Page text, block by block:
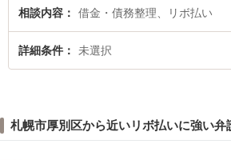
相談内容 借金・債務整理、リボ払い
詳細条件 未選択
札幌市厚別区から近いリボ払いに強い弁